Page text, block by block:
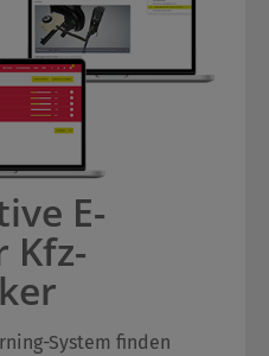
E-
Kfz-
System finden